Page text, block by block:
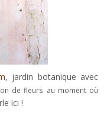
, jardin botanique avec
de fleurs au moment où
ici !